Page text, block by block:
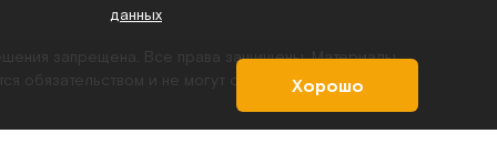
данных
запрещена. Все права защищены.Материалы,
обязательством и не могут служить основанием для
Хорошо